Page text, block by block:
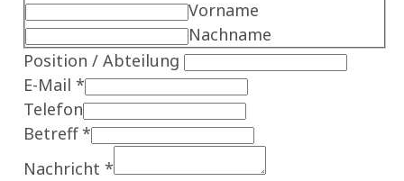
Vorname
Nachname
Position / Abteilung
E-Mail *
Telefon
Betreff*
Nachricht *